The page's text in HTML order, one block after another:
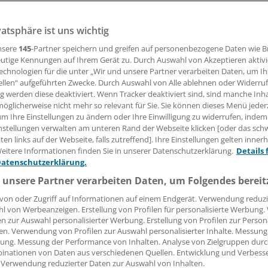
Krankenversicherer (PKV) streiten - unabhängig von
geführten Diskussion über ihre mögliche Selbstauflösung
den Umgang mit dem künftigen Basistarif. Zwar sind
einig, dass sie den von der Politik
Doch wenn er sich nicht verhindern lässt, dann will
mit ihm machen, finden einige Branchenvertreter.
Leserin, lieber Leser,
Beitrag können Sie lesen, sobald Sie sich
vergessen?
Problem beim Login?
ist mit wenigen Klicks erledigt und kostenlos.
des kostenlosen Login:
ist uns wichtig
145-Partner speichern und greifen auf personenbezogene Daten wie
Kennungen auf Ihrem Gerät zu. Durch Auswahl von Akzeptieren
für die unter „Wir und unsere Partner verarbeiten Daten, um
aufgeführten Zwecke. Durch Auswahl von Alle ablehnen oder
werden diese deaktiviert. Wenn Tracker deaktiviert sind, sind manche
nicht mehr so relevant für Sie. Sie können dieses Menü
Ihre Einstellungen zu ändern oder Ihre Einwilligung zu widerrufen, indem
verwalten am unteren Rand der Webseite klicken [oder das
links auf der Webseite, falls zutreffend]. Ihre Einstellungen gelten
Informationen finden Sie in unserer Datenschutzerklärung. Details
Partner verarbeiten Daten, um Folgendes
oder Zugriff auf Informationen auf einem Endgerät. Verwendung
von Werbeanzeigen. Erstellung von Profilen für personalisierte
zur Auswahl personalisierter Werbung. Erstellung von Profilen zur
Verwendung von Profilen zur Auswahl personalisierter Inhalte.
Messung der Performance von Inhalten. Analyse von Zielgruppen
von Daten aus verschiedenen Quellen. Entwicklung und
reduzierter Daten zur Auswahl von Inhalten.